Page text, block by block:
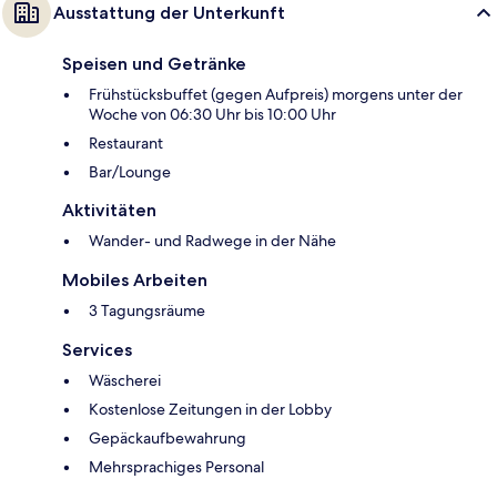
Ausstattung der Unterkunft
Speisen und Getränke
Frühstücksbuffet (gegen Aufpreis) morgens unter der
Woche von 06:30 Uhr bis 10:00 Uhr
Restaurant
Bar/Lounge
Aktivitäten
Wander- und Radwege in der Nähe
Mobiles Arbeiten
3 Tagungsräume
Services
Wäscherei
Kostenlose Zeitungen in der Lobby
Gepäckaufbewahrung
Mehrsprachiges Personal